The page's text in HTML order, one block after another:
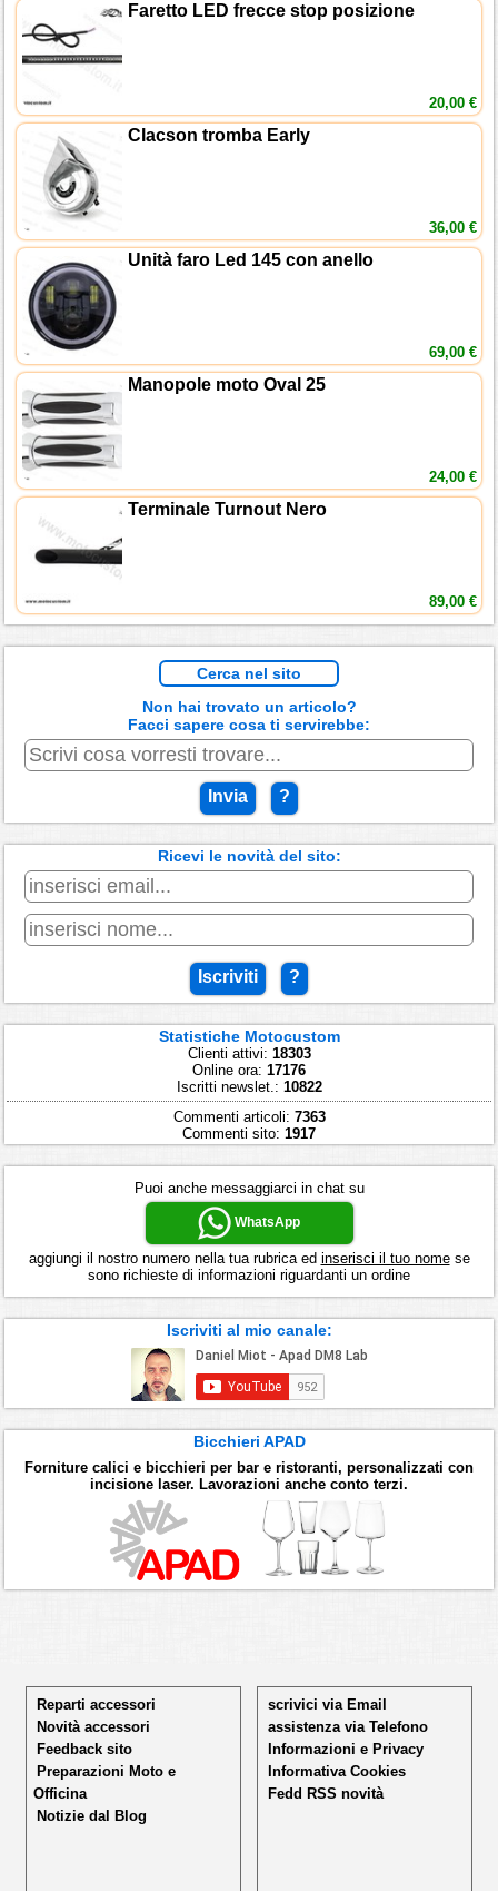
Faretto LED frecce stop posizione
20,00 €
Clacson tromba Early
36,00 €
Unità faro Led 145 con anello
69,00 €
Manopole moto Oval 25
24,00 €
Terminale Turnout Nero
89,00 €
Cerca nel sito
Non hai trovato un articolo?
Facci sapere cosa ti servirebbe:
Invia ?
Ricevi le novità del sito:
Iscriviti ?
Statistiche Motocustom
Clienti attivi: 18303
Online ora: 17176
Iscritti newslet.: 10822
Commenti articoli: 7363
Commenti sito: 1917
Puoi anche messaggiarci in chat su
WhatsApp
aggiungi il nostro numero nella tua rubrica ed inserisci il tuo nomese
sono richieste di informazioni riguardanti un ordine
Iscriviti al mio canale:
Bicchieri APAD
Forniture calici e bicchieri per bar e ristoranti, personalizzati con
incisione laser. Lavorazioni anche conto terzi.
Reparti accessori
Novità accessori
Feedback sito
Preparazioni Moto e
Officina
Notizie dal Blog
scrivici via Email
assistenza via Telefono
Informazioni e Privacy
Informativa Cookies
Fedd RSS novità